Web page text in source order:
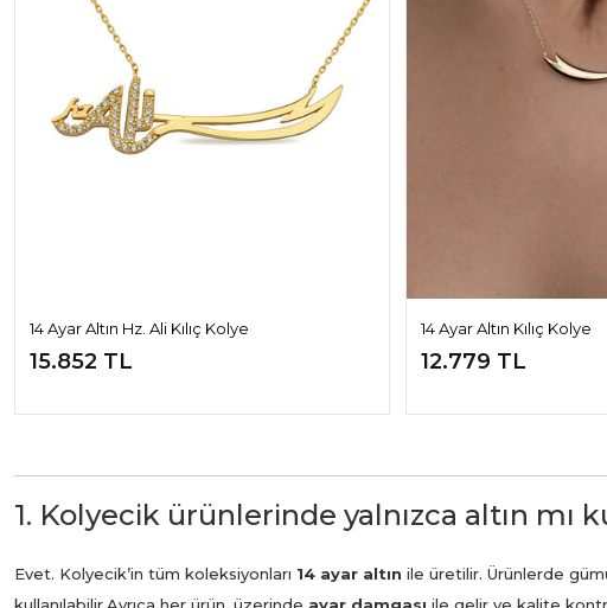
14 Ayar Altın Hz. Ali Kılıç Kolye
15.852 TL
14 Ayar Altın Kılıç Kolye
12.779 TL
1. Kolyecik ürünlerinde yalnızca altın mı
Evet. Kolyecik’in tüm koleksiyonları 14 ayar altın ile üretilir. Ürünlerde